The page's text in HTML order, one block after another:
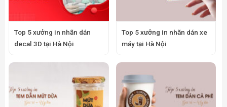
Top 5 xưởng in nhãn dán
decal 3D tại Hà Nội
Top 5 xưởng in nhãn dán xe
máy tại Hà Nội